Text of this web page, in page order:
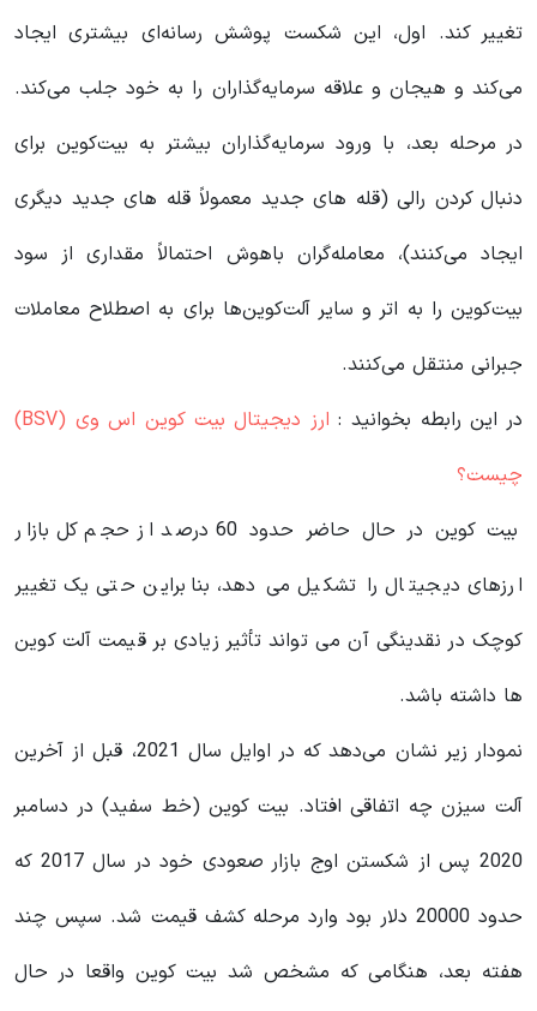
تغییر کند. اول، این شکست پوشش رسانه‌ای بیشتری ایجاد
می‌کند و هیجان و علاقه سرمایه‌گذاران را به خود جلب می‌کند.
در مرحله بعد، با ورود سرمایه‌گذاران بیشتر به بیت‌کوین برای
دنبال کردن رالی (قله های جدید معمولاً قله های جدید دیگری
ایجاد می‌کنند)، معامله‌گران باهوش احتمالاً مقداری از سود
بیت‌کوین را به اتر و سایر آلت‌کوین‌ها برای به اصطلاح معاملات
جبرانی منتقل می‌کنند.
در این رابطه بخوانید‌ :
ارز دیجیتال بیت کوین اس وی (BSV)
چیست؟
بیت کوین در حال حاضر حدود 60 درصد از حجم کل بازار
ارزهای دیجیتال را تشکیل می دهد، بنابراین حتی یک تغییر
کوچک در نقدینگی آن می تواند تأثیر زیادی بر قیمت آلت کوین
ها داشته باشد.
نمودار زیر نشان می‌دهد که در اوایل سال 2021، قبل از آخرین
آلت سیزن چه اتفاقی افتاد. بیت کوین (خط سفید) در دسامبر
2020 پس از شکستن اوج بازار صعودی خود در سال 2017 که
حدود 20000 دلار بود وارد مرحله کشف قیمت شد. سپس چند
هفته بعد، هنگامی که مشخص شد بیت کوین واقعا در حال